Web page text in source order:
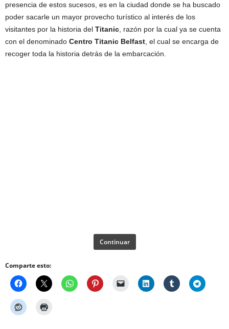
presencia de estos sucesos, es en la ciudad donde se ha buscado
poder sacarle un mayor provecho turístico al interés de los
visitantes por la historia del Titanic , razón por la cual ya se cuenta
con el denominado Centro Titanic Belfast , el cual se encarga de
recoger toda la historia detrás de la embarcación.
Continuar
Comparte esto: